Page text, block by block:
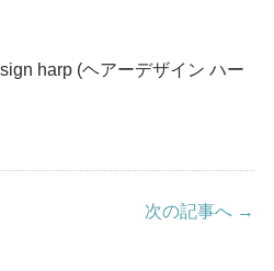
harp (ヘアーデザイン ハー
次の記事へ →